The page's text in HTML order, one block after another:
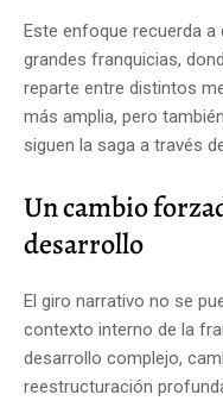
Este enfoque recuerda
grandes franquicias,
reparte entre distintos
más amplia, pero
siguen la saga a través
Un cambio
desarrollo
El giro narrativo no se
contexto interno de la
desarrollo complejo,
reestructuración